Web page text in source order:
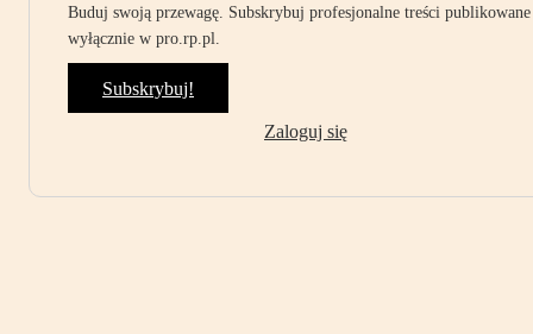
Buduj swoją przewagę. Subskrybuj profesjonalne treści publikowane
wyłącznie w pro.rp.pl.
Subskrybuj!
Zaloguj się